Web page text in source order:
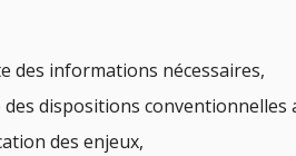
des informations nécessaires,
des dispositions
des enjeux,